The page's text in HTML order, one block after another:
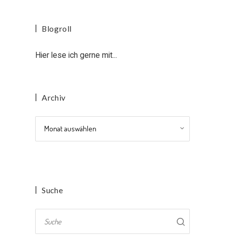
Blogroll
Hier lese ich gerne mit...
Archiv
Suche